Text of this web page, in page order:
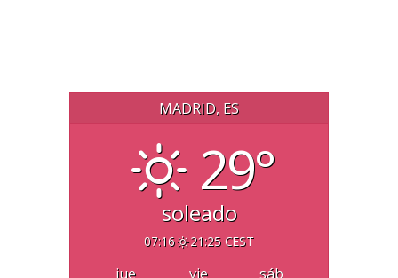
MADRID, ES
29°
soleado
07:16 21:25 CEST
jue vie sáb